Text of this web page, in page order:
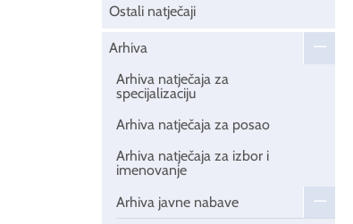
Ostali natječaji
Arhiva
Arhiva natječaja za
specijalizaciju
Arhiva natječaja za posao
Arhiva natječaja za izbor i
imenovanje
Arhiva javne nabave